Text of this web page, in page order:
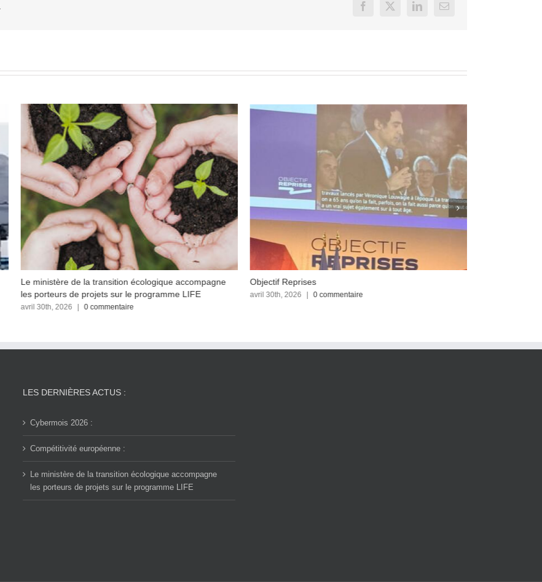
Facebook
X LinkedInEmail
Le ministère de la transition écologique accompagne
les porteurs de projets sur le programme LIFE
avril 30th, 2026 0 commentaire
Objectif Reprises
avril 30th, 2026 0 commentaire
LES DERNIÈRES ACTUS :
Cybermois 2026 :
Compétitivité européenne :
Le ministère de la transition écologique accompagne
les porteurs de projets sur le programme LIFE